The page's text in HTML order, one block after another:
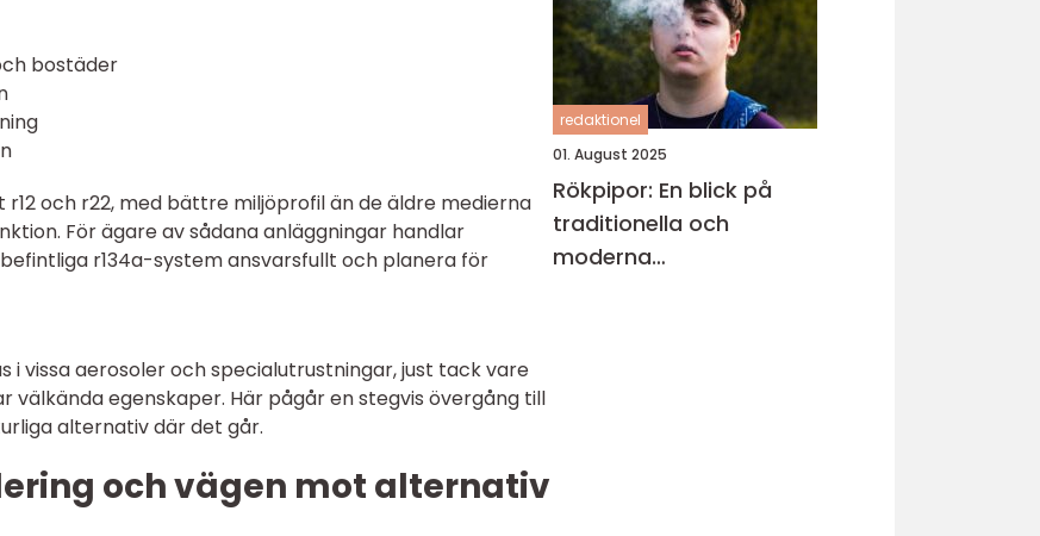
bostäder
och r22, med bättre miljöprofil än de äldre medierna
För ägare av sådana anläggningar handlar
r134a-system ansvarsfullt och planera för
i vissa aerosoler och specialutrustningar, just tack vare
egenskaper. Här pågår en stegvis övergång till
alternativ där det går.
och vägen mot alternativ
redaktionel
01. August 2025
Rökpipor: En blick på
traditionella och
moderna